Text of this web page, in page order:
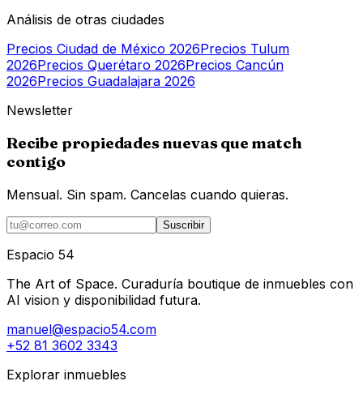
Análisis de otras ciudades
Precios Ciudad de México 2026Precios Tulum
2026Precios Querétaro 2026Precios Cancún
2026Precios Guadalajara 2026
Newsletter
Recibe propiedades nuevas que match
contigo
Mensual. Sin spam. Cancelas cuando quieras.
Suscribir
Espacio 54
The Art of Space. Curaduría boutique de inmuebles con
AI vision y disponibilidad futura.
manuel@espacio54.com
+52 81 3602 3343
Explorar inmuebles